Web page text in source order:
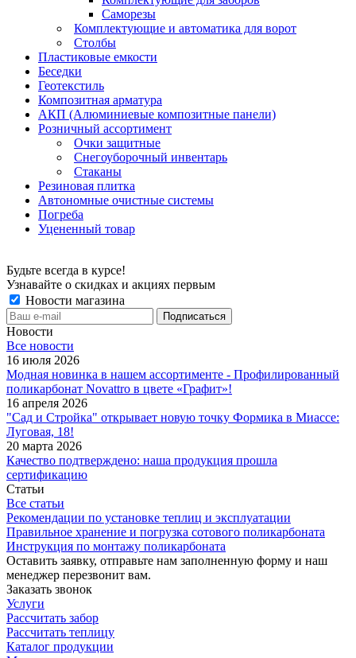
Саморезы
Комплектующие и автоматика для ворот
Столбы
Пластиковые емкости
Беседки
Геотекстиль
Композитная арматура
АКП (Алюминиевые композитные панели)
Розничный ассортимент
Очки защитные
Снегоуборочный инвентарь
Стаканы
Резиновая плитка
Автономные очистные системы
Погреба
Уцененный товар
Будьте всегда в курсе!
Узнавайте о скидках и акциях первым
Новости магазина
Новости
Все новости
16 июля 2026
Модная новинка в нашем ассортименте - Профилированный
поликарбонат Novattro в цвете «Графит»!
16 апреля 2026
"Сад и Стройка" открывает новую точку Формика в Миассе:
Луговая, 18!
20 марта 2026
Качество подтверждено: наша продукция прошла
сертификацию
Статьи
Все статьи
Рекомендации по установке теплиц и эксплуатации
Правильное хранение и погрузка сотового поликарбоната
Инструкция по монтажу поликарбоната
Оставить заявку, отправьте нам заполненную форму и наш
менеджер перезвонит вам.
Заказать звонок
Услуги
Рассчитать забор
Рассчитать теплицу
Каталог продукции